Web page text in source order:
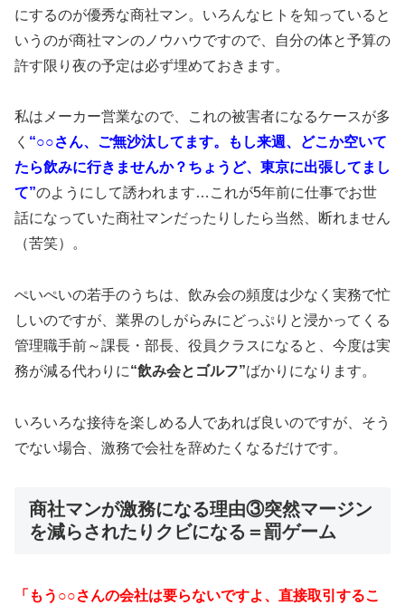
にするのが優秀な商社マン。いろんなヒトを知っていると
いうのが商社マンのノウハウですので、自分の体と予算の
許す限り夜の予定は必ず埋めておきます。
私はメーカー営業なので、これの被害者になるケースが多
く “○○さん、ご無沙汰してます。もし来週、どこか空いて
たら飲みに行きませんか？ちょうど、東京に出張してまし
て”のようにして誘われます…これが5年前に仕事でお世
話になっていた商社マンだったりしたら当然、断れません
（苦笑）。
ぺいぺいの若手のうちは、飲み会の頻度は少なく実務で忙
しいのですが、業界のしがらみにどっぷりと浸かってくる
管理職手前～課長・部長、役員クラスになると、今度は実
務が減る代わりに“飲み会とゴルフ”ばかりになります。
いろいろな接待を楽しめる人であれば良いのですが、そう
でない場合、激務で会社を辞めたくなるだけです。
商社マンが激務になる理由③突然マージン
を減らされたりクビになる＝罰ゲーム
「もう○○さんの会社は要らないですよ、直接取引するこ